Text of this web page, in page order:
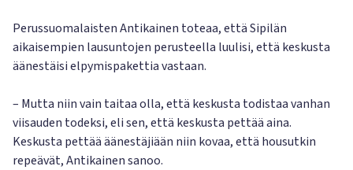
Perussuomalaisten Antikainen toteaa, että Sipilän
aikaisempien lausuntojen perusteella luulisi, että keskusta
äänestäisi elpymispakettia vastaan.
– Mutta niin vain taitaa olla, että keskusta todistaa vanhan
viisauden todeksi, eli sen, että keskusta pettää aina.
Keskusta pettää äänestäjiään niin kovaa, että housutkin
repeävät, Antikainen sanoo.